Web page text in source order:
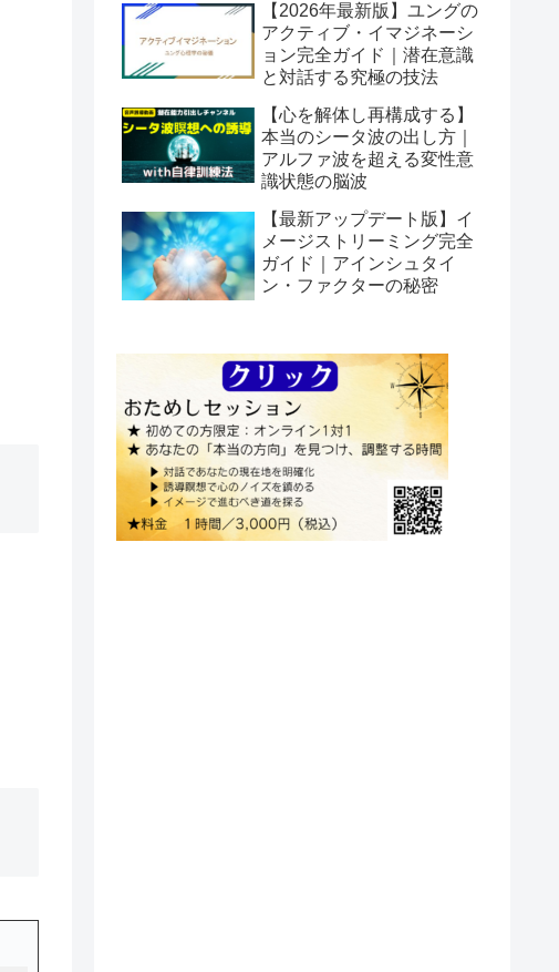
【2026年最新版】ユングの
アクティブ・イマジネーシ
ョン完全ガイド｜潜在意識
と対話する究極の技法
【心を解体し再構成する】
本当のシータ波の出し方｜
アルファ波を超える変性意
識状態の脳波
【最新アップデート版】イ
メージストリーミング完全
ガイド｜アインシュタイ
ン・ファクターの秘密